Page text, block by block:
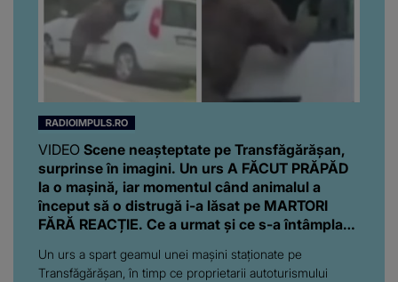
RADIOIMPULS.RO
VIDEO Scene neașteptate pe Transfăgărășan,
surprinse în imagini. Un urs A FĂCUT PRĂPĂD
la o mașină, iar momentul când animalul a
început să o distrugă i-a lăsat pe MARTORI
FĂRĂ REACȚIE. Ce a urmat și ce s-a întâmplat
Un urs a spart geamul unei mașini staționate pe
Transfăgărășan, în timp ce proprietarii autoturismului